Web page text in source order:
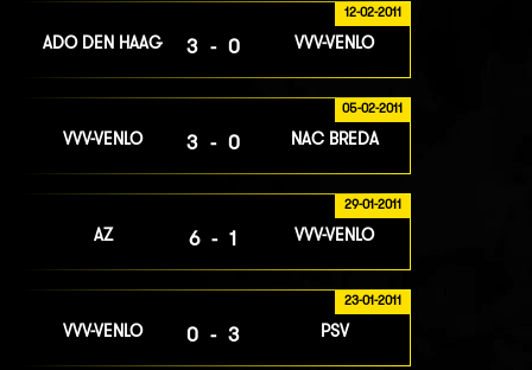
12-02-2011
ADO DEN HAAG 3-0 VVV-VENLO
05-02-2011
VVV-VENLO 3-0 NAC BREDA
29-01-2011
AZ 6-1 VVV-VENLO
23-01-2011
VVV-VENLO 0-3 PSV